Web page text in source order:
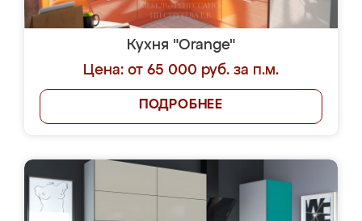
Кухня "Orange"
Цена: от 65 000 руб. за п.м.
ПОДРОБНЕЕ